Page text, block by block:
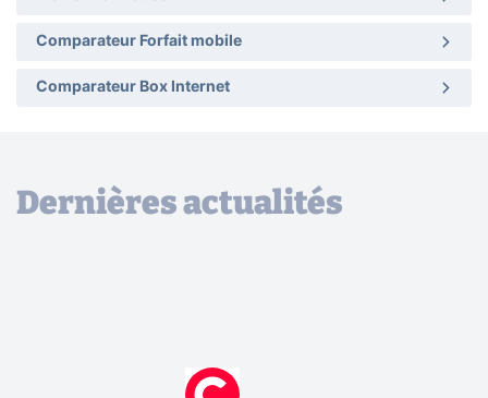
Comparateur Forfait mobile
Comparateur Box Internet
Dernières actualités